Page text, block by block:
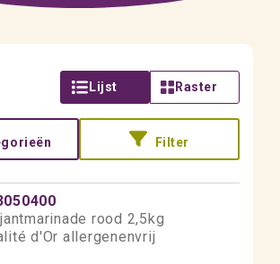
Lijst Raster
Filter
rood 2,5kg
d'Or allergenenvrij